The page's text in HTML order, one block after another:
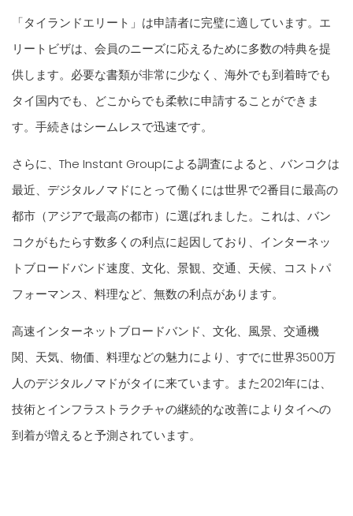
「タイランドエリート」は申請者に完璧に適しています。エ
リートビザは、会員のニーズに応えるために多数の特典を提
供します。必要な書類が非常に少なく、海外でも到着時でも
タイ国内でも、どこからでも柔軟に申請することができま
す。手続きはシームレスで迅速です。
さらに、The Instant Groupによる調査によると、バンコクは
最近、デジタルノマドにとって働くには世界で2番目に最高の
都市（アジアで最高の都市）に選ばれました。これは、バン
コクがもたらす数多くの利点に起因しており、インターネッ
トブロードバンド速度、文化、景観、交通、天候、コストパ
フォーマンス、料理など、無数の利点があります。
高速インターネットブロードバンド、文化、風景、交通機
関、天気、物価、料理などの魅力により、すでに世界3500万
人のデジタルノマドがタイに来ています。また2021年には、
技術とインフラストラクチャの継続的な改善によりタイへの
到着が増えると予測されています。